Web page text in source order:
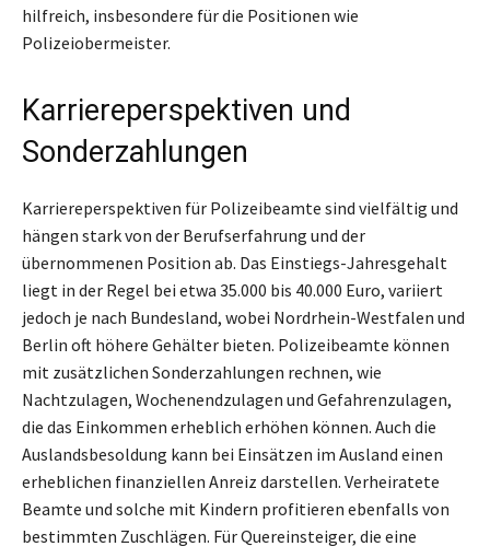
hilfreich, insbesondere für die Positionen wie
Polizeiobermeister.
Karriereperspektiven und
Sonderzahlungen
Karriereperspektiven für Polizeibeamte sind vielfältig und
hängen stark von der Berufserfahrung und der
übernommenen Position ab. Das Einstiegs-Jahresgehalt
liegt in der Regel bei etwa 35.000 bis 40.000 Euro, variiert
jedoch je nach Bundesland, wobei Nordrhein-Westfalen und
Berlin oft höhere Gehälter bieten. Polizeibeamte können
mit zusätzlichen Sonderzahlungen rechnen, wie
Nachtzulagen, Wochenendzulagen und Gefahrenzulagen,
die das Einkommen erheblich erhöhen können. Auch die
Auslandsbesoldung kann bei Einsätzen im Ausland einen
erheblichen finanziellen Anreiz darstellen. Verheiratete
Beamte und solche mit Kindern profitieren ebenfalls von
bestimmten Zuschlägen. Für Quereinsteiger, die eine